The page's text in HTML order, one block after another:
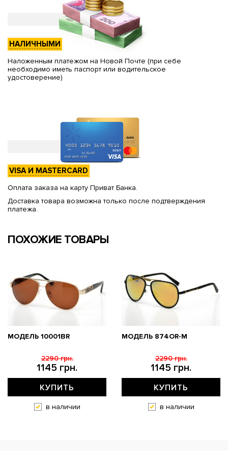
НАЛИЧНЫМИ
Наложенным платежом на Новой Почте (при себе
необходимо иметь паспорт или водительское
удостоверение)
VISA И MASTERCARD
Оплата заказа на карту Приват Банка.
Доставка товара возможна только после подтверждения
платежа.
ПОХОЖИЕ ТОВАРЫ
МОДЕЛЬ 10001BR
1145 грн.
2290 грн.
КУПИТЬ
в наличии
МОДЕЛЬ 874OR-M
1145 грн.
2290 грн.
КУПИТЬ
в наличии